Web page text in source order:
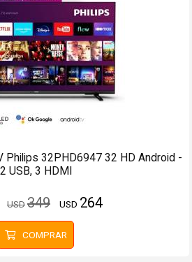
antes de 13Hs.
(Ver Envíos y Pagos)
TCL 55T6C 55 4K UHD Google TV
USD679 USD 559
COMPRAR